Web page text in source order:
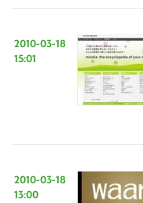
2010-03-18
15:01
2010-03-18
13:00
索